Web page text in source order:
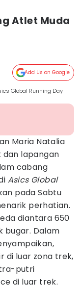
Atlet Muda
Add Us on Google
Global Running Day
Maria Natalia
dan lapangan
cabang
Asics Global
pada Sabtu
perhatian.
diantara 650
bugar. Dalam
di luar zona trek,
putri
di luar trek.